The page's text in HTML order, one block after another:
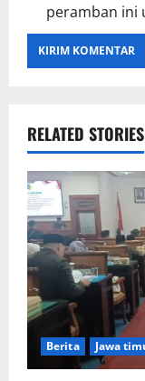
peramban ini
RELATED STORIES
Berita Jawa